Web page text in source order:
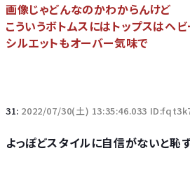
画像じゃどんなのかわからんけど
こういうボトムスにはトップスはヘ
シルエットもオーバー気味で
31: 2022/07/30(土) 13:35:46.033
よっぽどスタイルに自信がないと恥